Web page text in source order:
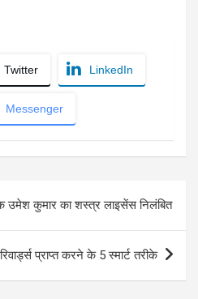
Twitter LinkedIn
Messenger
उमेश कुमार का शस्त्र लाइसेंस निलंबित
प्राप्त करने के 5 स्मार्ट तरीके